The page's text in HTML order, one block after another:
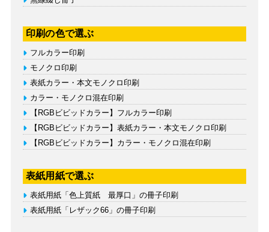
印刷の色で選ぶ
フルカラー印刷
モノクロ印刷
表紙カラー・本文モノクロ印刷
カラー・モノクロ混在印刷
【RGBビビッドカラー】フルカラー印刷
【RGBビビッドカラー】表紙カラー・本文モノクロ印刷
【RGBビビッドカラー】カラー・モノクロ混在印刷
表紙用紙で選ぶ
表紙用紙「色上質紙 最厚口」の冊子印刷
表紙用紙「レザック66」の冊子印刷